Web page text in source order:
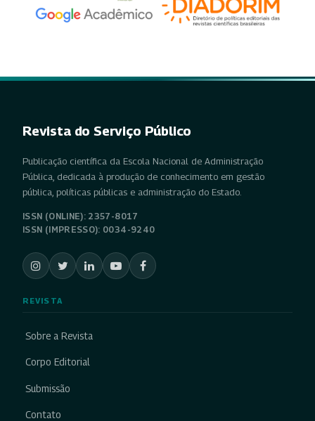
Revista do Serviço Público
Publicação científica da Escola Nacional de Administração
Pública, dedicada à produção de conhecimento em gestão
pública, políticas públicas e administração do Estado.
ISSN (ONLINE): 2357-8017
ISSN (IMPRESSO): 0034-9240
REVISTA
Sobre a Revista
Corpo Editorial
Submissão
Contato